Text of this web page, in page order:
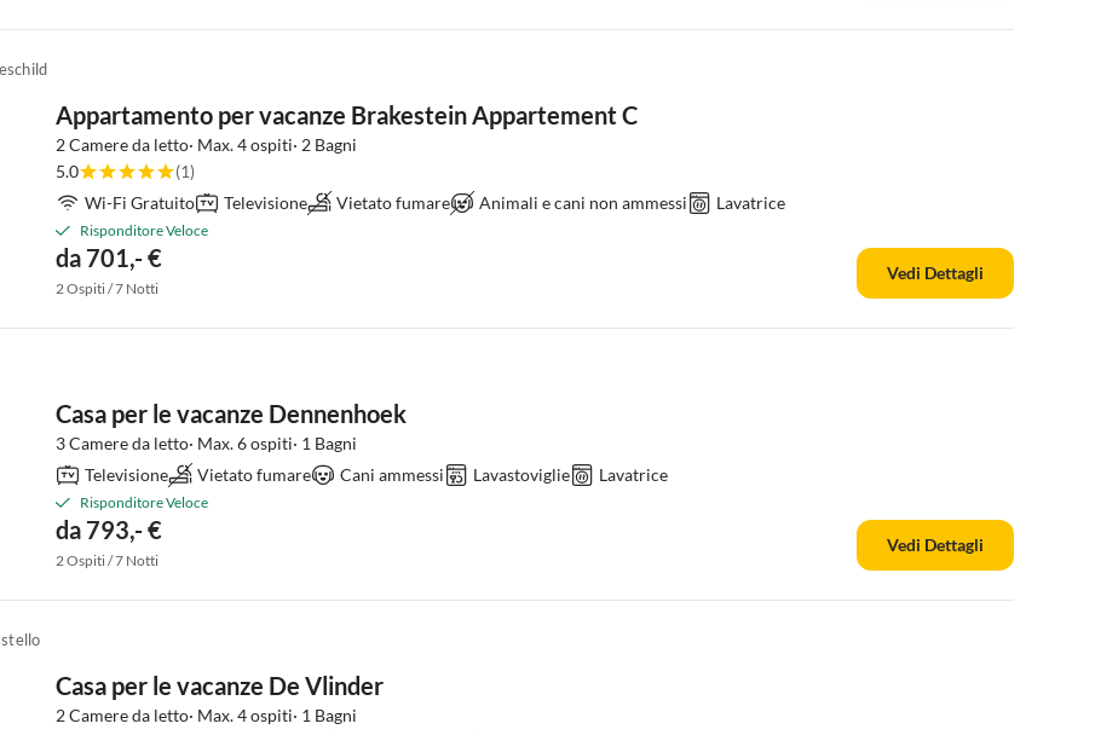
Appartamento per vacanze Brakestein Appartement C
2 Camere da letto· Max. 4 ospiti· 2 Bagni
5.0
(1)
Wi-Fi Gratuito
Televisione Vietato fumare Animali e cani non ammessi Lavatrice
Risponditore Veloce
da 701,- €
2 Ospiti / 7 Notti
Vedi Dettagli
Casa per le vacanze Dennenhoek
3 Camere da letto· Max. 6 ospiti· 1 Bagni
Televisione
Vietato fumare Cani ammessi Lavastoviglie Lavatrice
Risponditore Veloce
da 793,- €
2 Ospiti / 7 Notti
Vedi Dettagli
Casa per le vacanze De Vlinder
2 Camere da letto· Max. 4 ospiti· 1 Bagni